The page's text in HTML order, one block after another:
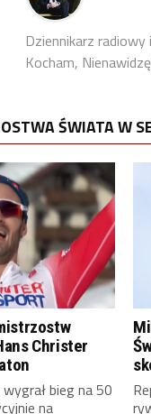
Dziennikarz
Kocham,
ŚWIATA W
Christer
bieg na 50
na